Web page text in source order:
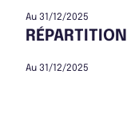
Au 31/12/2025
RÉPARTITION
Au 31/12/2025